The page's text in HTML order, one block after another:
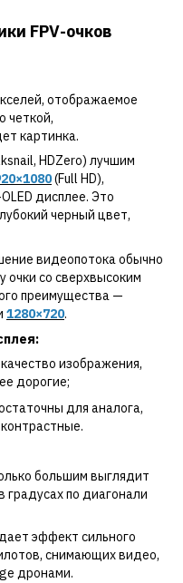
FPV-очков
отображаемое
четкой,
картинка.
HDZero) лучшим
(Full HD),
дисплее. Это
черный цвет,
видеопотока обычно
очки со сверхвысоким
преимущества —
1280×720.
изображения,
дорогие;
для аналога,
большим выглядит
градусах по диагонали
эффект сильного
снимающих видео,
дронами.